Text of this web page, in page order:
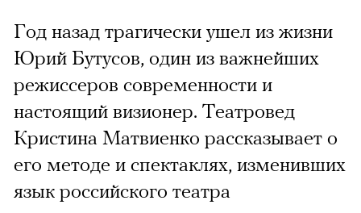
Год назад трагически ушел из жизни
Юрий Бутусов, один из важнейших
режиссеров современности и
настоящий визионер. Театровед
Кристина Матвиенко рассказывает о
его методе и спектаклях, изменивших
язык российского театра